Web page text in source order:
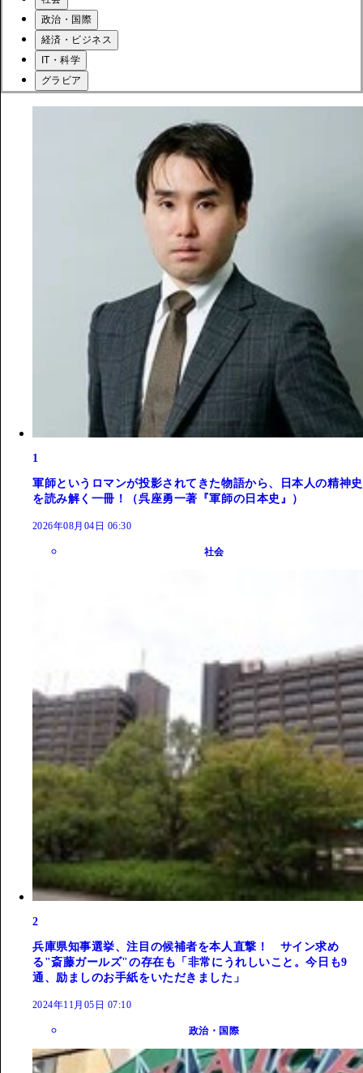
政治・国際
経済・ビジネス
IT・科学
グラビア
1
軍師というロマンが投影されてきた物語から、日本人の精神史
を読み解く一冊！（呉座勇一著『軍師の日本史』）
2026年08月04日 06:30
社会
2
兵庫県知事選挙、注目の候補者を本人直撃！ サイン求め
る"斎藤ガールズ"の存在も「非常にうれしいこと。今日も9
通、励ましのお手紙をいただきました」
2024年11月05日 07:10
政治・国際